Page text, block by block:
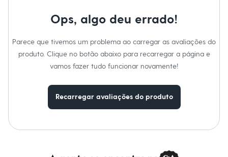
Camisetas e Regatas
Casacos e Jaquetas
Jeans
Bolsas e Mochilas
Chapéus e Bonés
Óculos
Ops, algo deu errado!
Parece que tivemos um problema ao carregar as avaliações do
produto. Clique no botão abaixo para recarregar a página e
vamos fazer tudo funcionar novamente!
Recarregar avaliações do produto